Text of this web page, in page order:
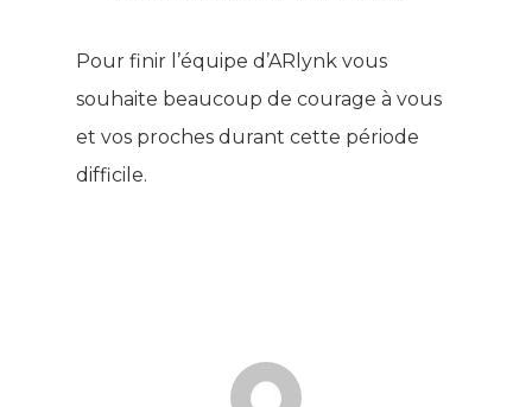
Pour finir l’équipe d’ARlynk vous
souhaite beaucoup de courage à vous
et vos proches durant cette période
difficile.